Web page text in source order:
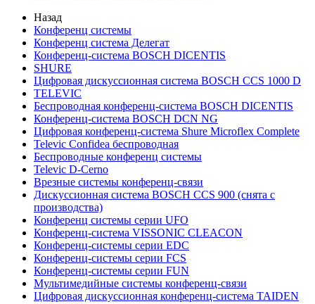
Назад
Конференц системы
Конференц система Делегат
Конференц-система BOSCH DICENTIS
SHURE
Цифровая дискуссионная система BOSCH CCS 1000 D
TELEVIC
Беспроводная конференц-система BOSCH DICENTIS
Конференц-система BOSCH DCN NG
Цифровая конференц-система Shure Microflex Complete
Televic Confidea беспроводная
Беспроводные конференц системы
Televic D-Cerno
Врезные системы конференц-связи
Дискуссионная система BOSCH CCS 900 (снята с
производства)
Конференц системы серии UFO
Конференц-система VISSONIC CLEACON
Конференц-системы серии EDC
Конференц-системы серии FCS
Конференц-системы серии FUN
Мультимедийные системы конференц-связи
Цифровая дискуссионная конференц-система TAIDEN